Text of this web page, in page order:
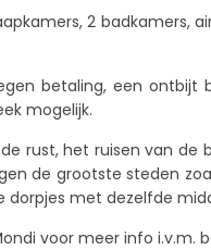
2 badkamers,
betaling, een ontbijt
mogelijk.
rust, het ruisen van
de grootste steden
dorpjes met dezelfde
voor meer info i.v.m.